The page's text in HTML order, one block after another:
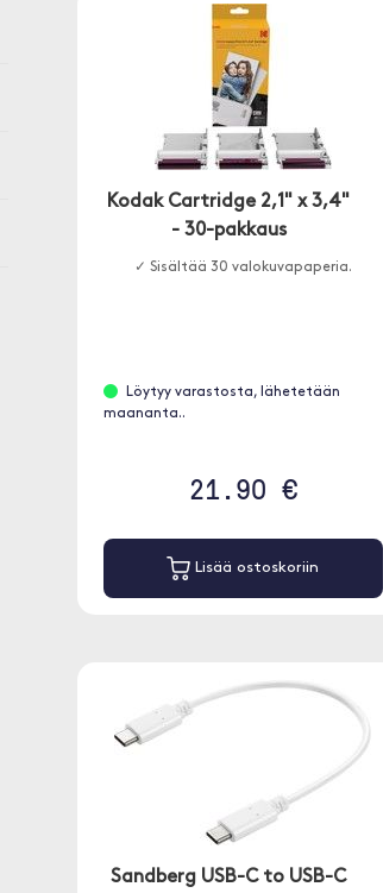
Kodak Cartridge 2,1" x 3,4"
- 30-pakkaus
✓ Sisältää 30 valokuvapaperia.
Löytyy varastosta, lähetetään
maananta..
21.90 €
Lisää ostoskoriin
Sandberg USB-C to USB-C